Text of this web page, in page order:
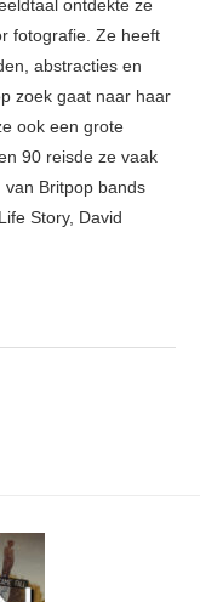
ontdekte ze
fotografie. Ze heeft
abstracties en
zoek gaat naar haar
ook een grote
90 reisde ze vaak
van Britpop bands
Story, David